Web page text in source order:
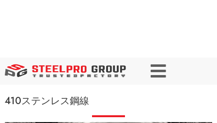
410ステンレス鋼線